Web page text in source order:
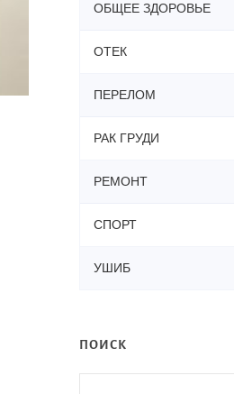
ОБЩЕЕ ЗДОРОВЬЕ
ОТЕК
ПЕРЕЛОМ
РАК ГРУДИ
РЕМОНТ
СПОРТ
УШИБ
ПОИСК